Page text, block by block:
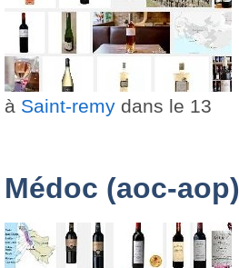
à Saint-remy dans le 13
Médoc (aoc-aop)